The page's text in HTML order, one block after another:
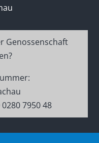
Genossenschaft
7950 48